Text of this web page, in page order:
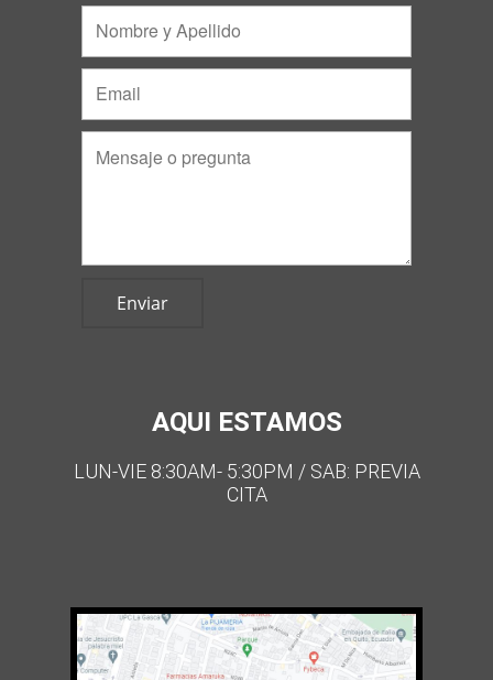
Enviar
AQUI ESTAMOS
LUN-VIE 8:30AM- 5:30PM / SAB: PREVIA
CITA